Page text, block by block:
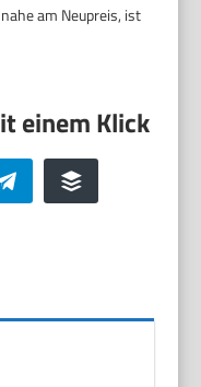
am Neupreis, ist
Telegram Buffer